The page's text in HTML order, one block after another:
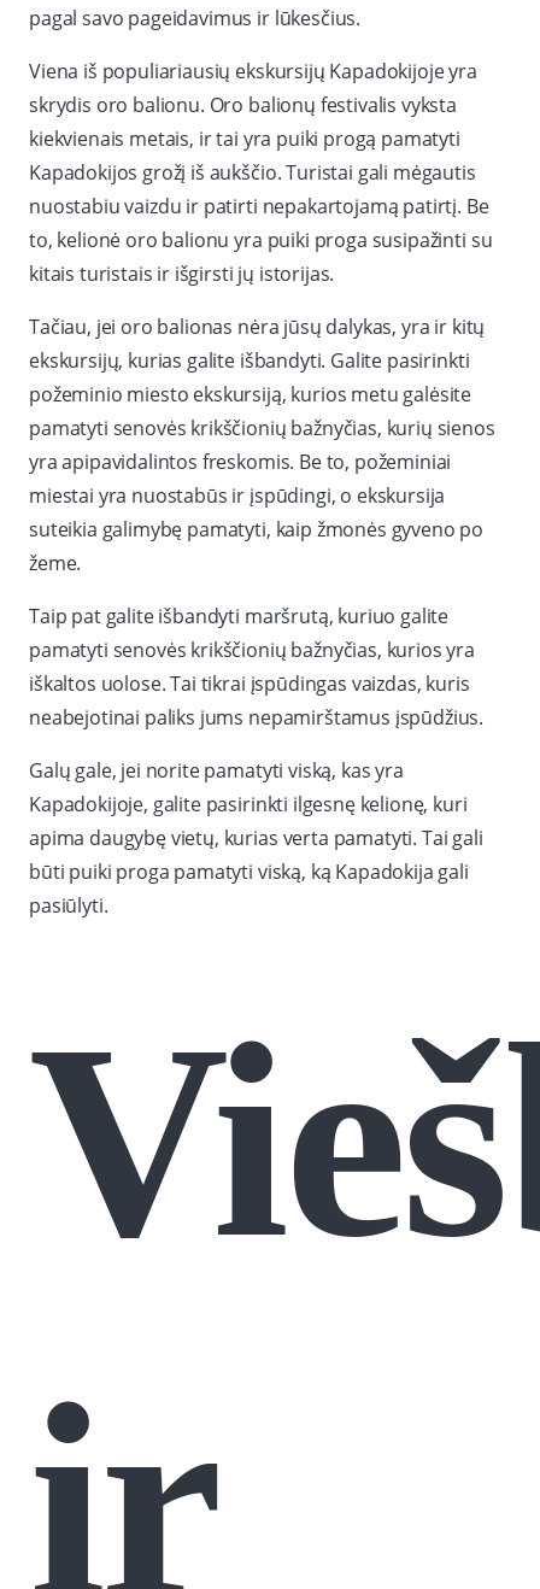
pagal savo pageidavimus ir lūkesčius.
Viena iš populiariausių ekskursijų Kapadokijoje yra
skrydis oro balionu. Oro balionų festivalis vyksta
kiekvienais metais, ir tai yra puiki progą pamatyti
Kapadokijos grožį iš aukščio. Turistai gali mėgautis
nuostabiu vaizdu ir patirti nepakartojamą patirtį. Be
to, kelionė oro balionu yra puiki proga susipažinti su
kitais turistais ir išgirsti jų istorijas.
Tačiau, jei oro balionas nėra jūsų dalykas, yra ir kitų
ekskursijų, kurias galite išbandyti. Galite pasirinkti
požeminio miesto ekskursiją, kurios metu galėsite
pamatyti senovės krikščionių bažnyčias, kurių sienos
yra apipavidalintos freskomis. Be to, požeminiai
miestai yra nuostabūs ir įspūdingi, o ekskursija
suteikia galimybę pamatyti, kaip žmonės gyveno po
žeme.
Taip pat galite išbandyti maršrutą, kuriuo galite
pamatyti senovės krikščionių bažnyčias, kurios yra
iškaltos uolose. Tai tikrai įspūdingas vaizdas, kuris
neabejotinai paliks jums nepamirštamus įspūdžius.
Galų gale, jei norite pamatyti viską, kas yra
Kapadokijoje, galite pasirinkti ilgesnę kelionę, kuri
apima daugybę vietų, kurias verta pamatyti. Tai gali
būti puiki proga pamatyti viską, ką Kapadokija gali
pasiūlyti.
ir